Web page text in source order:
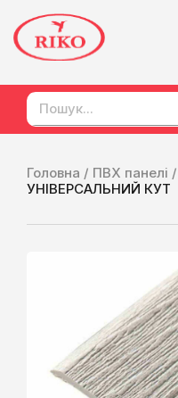
Головна / ПВХ панелі /
УНІВЕРСАЛЬНИЙ КУТ